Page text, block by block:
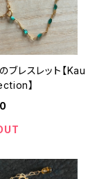
ブレスレット【Kau
】